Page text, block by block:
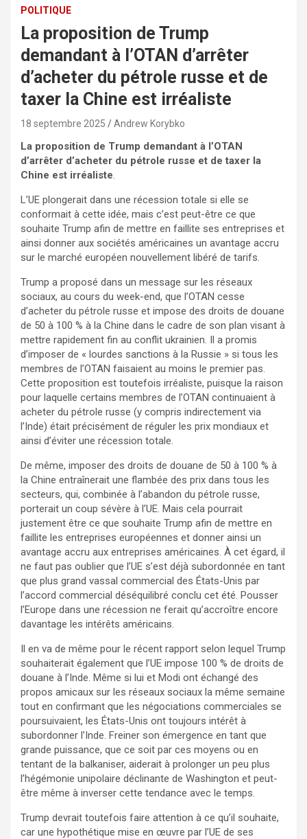
POLITIQUE
La proposition de Trump
demandant à l’OTAN d’arrêter
d’acheter du pétrole russe et de
taxer la Chine est irréaliste
18 septembre 2025 Andrew Korybko
La proposition de Trump demandant à l’OTAN
d’arrêter d’acheter du pétrole russe et de taxer la
Chine est irréaliste.
L’UE plongerait dans une récession totale si elle se
conformait à cette idée, mais c’est peut-être ce que
souhaite Trump afin de mettre en faillite ses entreprises et
ainsi donner aux sociétés américaines un avantage accru
sur le marché européen nouvellement libéré de tarifs.
Trump a proposé dans un message sur les réseaux
sociaux, au cours du week-end, que l’OTAN cesse
d’acheter du pétrole russe et impose des droits de douane
de 50 à 100 % à la Chine dans le cadre de son plan visant à
mettre rapidement fin au conflit ukrainien. Il a promis
d’imposer de « lourdes sanctions à la Russie » si tous les
membres de l’OTAN faisaient au moins le premier pas.
Cette proposition est toutefois irréaliste, puisque la raison
pour laquelle certains membres de l’OTAN continuaient à
acheter du pétrole russe (y compris indirectement via
l’Inde) était précisément de réguler les prix mondiaux et
ainsi d’éviter une récession totale.
De même, imposer des droits de douane de 50 à 100 % à
la Chine entraînerait une flambée des prix dans tous les
secteurs, qui, combinée à l’abandon du pétrole russe,
porterait un coup sévère à l’UE. Mais cela pourrait
justement être ce que souhaite Trump afin de mettre en
faillite les entreprises européennes et donner ainsi un
avantage accru aux entreprises américaines. À cet égard, il
ne faut pas oublier que l’UE s’est déjà subordonnée en tant
que plus grand vassal commercial des États-Unis par
l’accord commercial déséquilibré conclu cet été. Pousser
l’Europe dans une récession ne ferait qu’accroître encore
davantage les intérêts américains.
Il en va de même pour le récent rapport selon lequel Trump
souhaiterait également que l’UE impose 100 % de droits de
douane à l’Inde. Même si lui et Modi ont échangé des
propos amicaux sur les réseaux sociaux la même semaine
tout en confirmant que les négociations commerciales se
poursuivaient, les États-Unis ont toujours intérêt à
subordonner l’Inde. Freiner son émergence en tant que
grande puissance, que ce soit par ces moyens ou en
tentant de la balkaniser, aiderait à prolonger un peu plus
l’hégémonie unipolaire déclinante de Washington et peut-
être même à inverser cette tendance avec le temps.
Trump devrait toutefois faire attention à ce qu’il souhaite,
car une hypothétique mise en œuvre par l’UE de ses